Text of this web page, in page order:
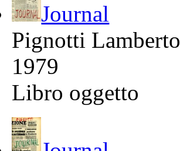
Journal
Pignotti Lamberto
1979
Libro oggetto